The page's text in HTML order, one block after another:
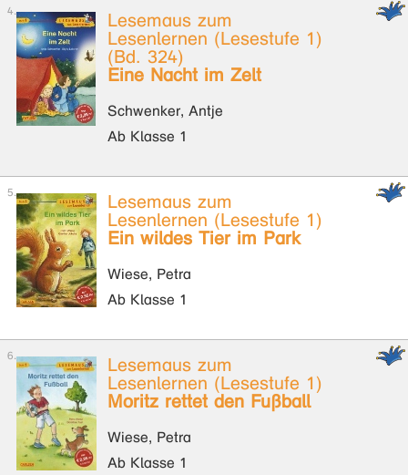
Lesemaus zum
Lesenlernen (Lesestufe 1)
(Bd. 324)
Eine Nacht im Zelt
Schwenker, Antje
Ab Klasse 1
Lesemaus zum
Lesenlernen (Lesestufe 1)
Ein wildes Tier im Park
Wiese, Petra
Ab Klasse 1
Lesemaus zum
Lesenlernen (Lesestufe 1)
Moritz rettet den Fußball
Wiese, Petra
Ab Klasse 1